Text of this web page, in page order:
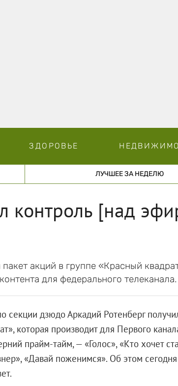
ЗДОРОВЬЕ
ЛУЧШЕЕ ЗА НЕДЕЛЮ
контроль [над
акций в группе «Красный
для федерального телеканала.
дзюдо Аркадий Ротенберг
которая производит для Первого
прайм-тайм, — «Голос», «Кто хочет
«Давай поженимся». Об этом сегодня